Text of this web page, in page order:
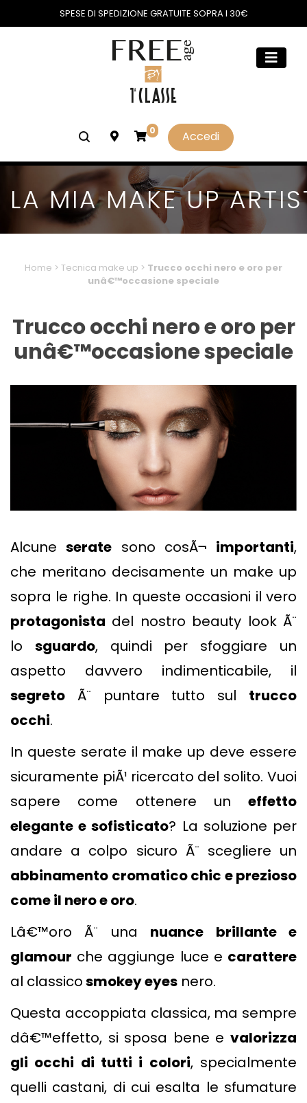
SPESE DI SPEDIZIONE GRATUITE SOPRA I 30€
0 Accedi
LA MIA MAKE UP
Home > Tecnica make up > Trucco occhi nero e oro per
unâ€™occasione speciale
Trucco occhi nero e oro per
unâ€™occasione speciale
Alcuneserate sono cosÃ¬ importanti,
che meritano decisamente un make up
sopra le righe. In queste occasioni il vero
protagonista del nostro beauty look Ã¨
lo sguardo, quindi per sfoggiare un
aspetto davvero indimenticabile, il
segreto Ã¨ puntare tutto sul trucco
occhi.
In queste serate il make up deve essere
sicuramente piÃ¹ ricercato del solito. Vuoi
sapere come ottenere un effetto
elegante e sofisticato? La soluzione per
andare a colpo sicuro Ã¨ scegliere un
abbinamento cromatico chic e prezioso
come il nero e oro.
Lâ€™oro Ã¨ una nuance brillante e
glamour che aggiunge luce e carattere
al classicosmokey eyes nero.
Questa accoppiata classica, ma sempre
dâ€™effetto, si sposa bene e valorizza
gli occhi di tutti i colori, specialmente
quelli castani, di cui esalta le sfumature